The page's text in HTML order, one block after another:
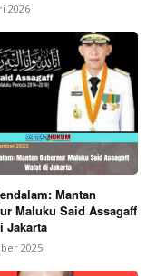
2026
Mantan
Maluku Said Assagaff
Jakarta
2025